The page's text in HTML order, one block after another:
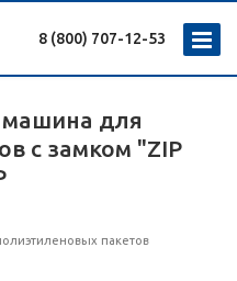
8 (800) 707-12-53
машина для
с замком "ZIP
пакетов